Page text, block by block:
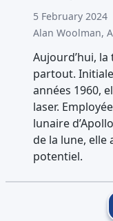
5 February 2024
Alan Woolman,
Aujourd’hui,
partout.
années 1960,
laser.
lunaire
de la lune, elle
potentiel.